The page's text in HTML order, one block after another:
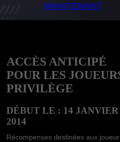
MAINTENANT
ACCÈS ANTICIPÉ
POUR LES
PRIVILÈGE
DÉBUT LE : 14 JANVIER
2014
Récompenses destinées aux